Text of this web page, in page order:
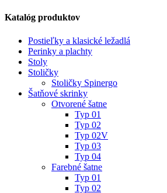
Katalóg produktov
Postieľky a klasické ležadlá
Perinky a plachty
Stoly
Stoličky
Stoličky Spinergo
Šatňové skrinky
Otvorené šatne
Typ 01
Typ 02
Typ 02V
Typ 03
Typ 04
Farebné šatne
Typ 01
Typ 02